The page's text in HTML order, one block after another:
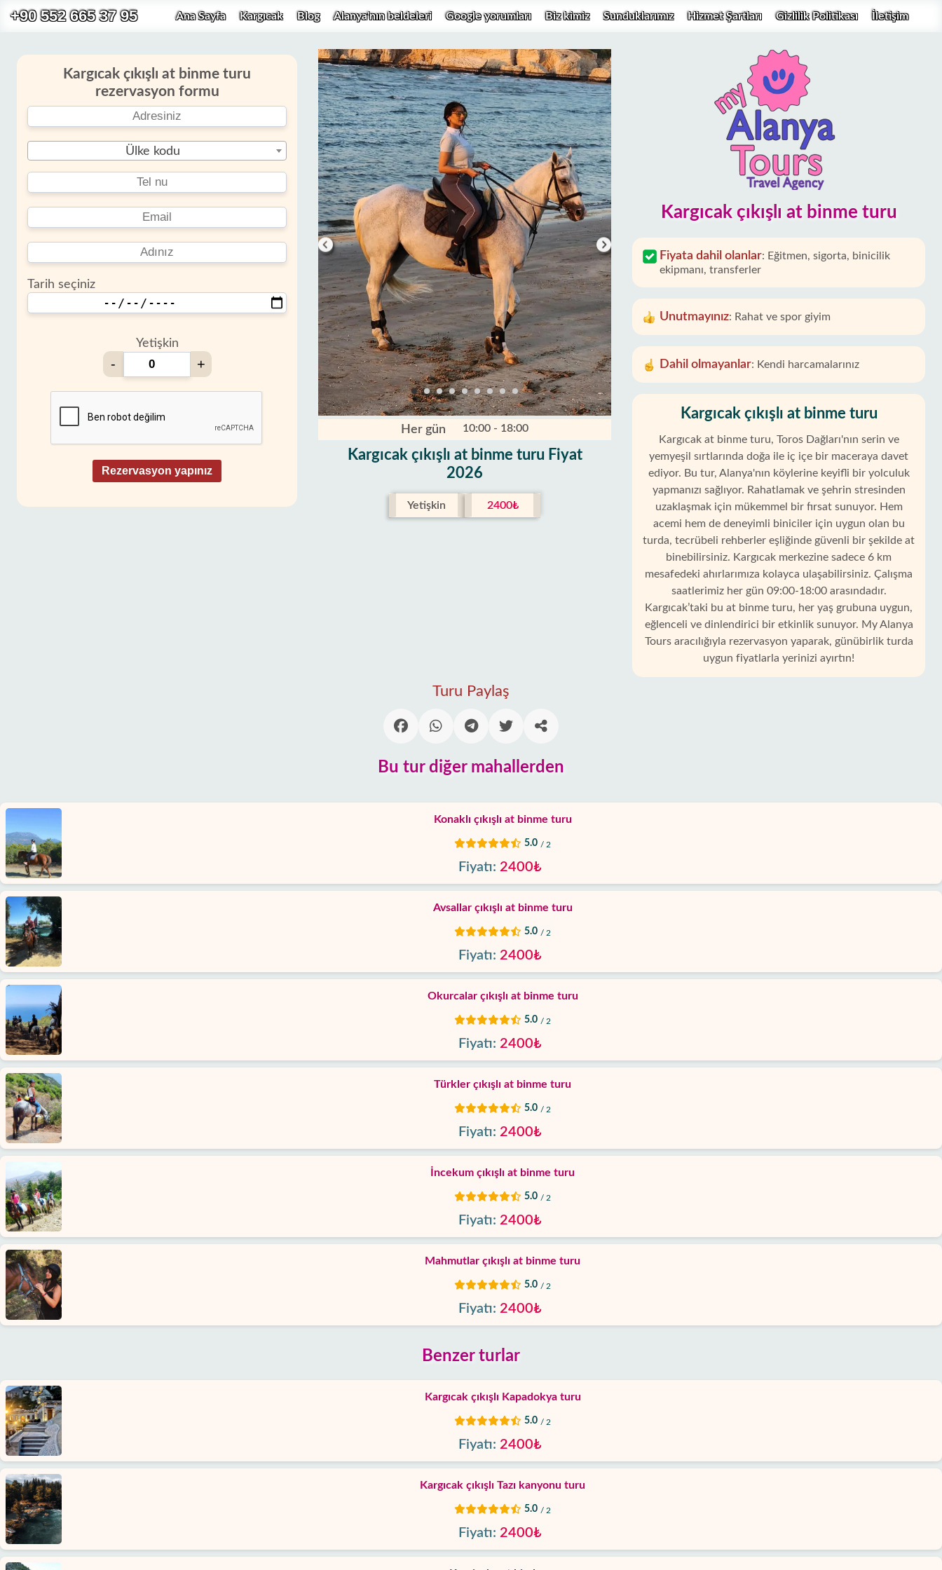
+90 552 665 37 95 Ana Sayfa Kargıcak Blog Alanya'nın beldeleri Google yorumları Biz kimiz Sunduklarımız Hizmet Şartları Gizlilik Politikası İletişim
Ana
Sayfa
Kargıcak
Alanya'nın
beldeleri
Google
yorumları
Biz
kimiz
Sunduklarımız
Gizlilik
Politikası
İletişim
Kargıcak çıkışlı at binme turu
Fiyata dahil olanlar: Eğitmen, sigorta, binicilik
ekipmanı, transferler
Unutmayınız: Rahat ve spor giyim
Dahil olmayanlar: Kendi harcamalarınız
Kargıcak çıkışlı at binme turu
Kargıcak at binme turu, Toros Dağları'nın serin ve
yemyeşil sırtlarında doğa ile iç içe bir maceraya davet
ediyor. Bu tur, Alanya'nın köylerine keyifli bir yolculuk
yapmanızı sağlıyor. Rahatlamak ve şehrin stresinden
uzaklaşmak için mükemmel bir fırsat sunuyor. Hem
acemi hem de deneyimli biniciler için uygun olan bu
turda, tecrübeli rehberler eşliğinde güvenli bir şekilde at
binebilirsiniz. Kargıcak merkezine sadece 6 km
mesafedeki ahırlarımıza kolayca ulaşabilirsiniz. Çalışma
saatlerimiz her gün 09:00-18:00 arasındadır.
Kargıcak’taki bu at binme turu, her yaş grubuna uygun,
eğlenceli ve dinlendirici bir etkinlik sunuyor. My Alanya
Tours aracılığıyla rezervasyon yaparak, günübirlik turda
uygun fiyatlarla yerinizi ayırtın!
Her gün 10:00 - 18:00
Kargıcak çıkışlı at binme turu Fiyat
2026
Yetişkin 2400₺
Kargıcak çıkışlı at binme turu
rezervasyon formu
Ülke kodu
Tarih seçiniz
Yetişkin
- +
Rezervasyon yapınız
Turu Paylaş
Bu tur diğer mahallerden
Konaklı çıkışlı at binme turu
5.0 / 2
Fiyatı: 2400₺
Avsallar çıkışlı at binme turu
5.0 / 2
Fiyatı: 2400₺
Okurcalar çıkışlı at binme turu
5.0 / 2
Fiyatı: 2400₺
Türkler çıkışlı at binme turu
5.0 / 2
Fiyatı: 2400₺
İncekum çıkışlı at binme turu
5.0 / 2
Fiyatı: 2400₺
Mahmutlar çıkışlı at binme turu
5.0 / 2
Fiyatı: 2400₺
Benzer turlar
Kargıcak çıkışlı Kapadokya turu
5.0 / 2
Fiyatı: 2400₺
Kargıcak çıkışlı Tazı kanyonu turu
5.0 / 2
Fiyatı: 2400₺